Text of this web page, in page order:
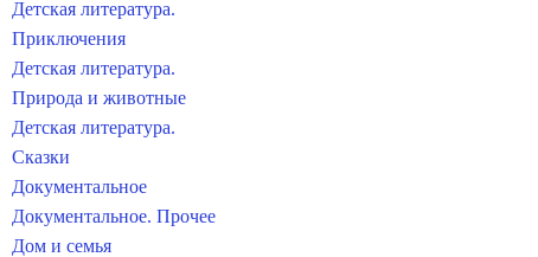
Детская литература.
Приключения
Детская литература.
Природа и животные
Детская литература.
Сказки
Документальное
Документальное. Прочее
Дом и семья